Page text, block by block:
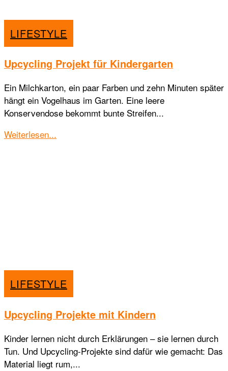
LIFESTYLE
Upcycling Projekt für Kindergarten
Ein Milchkarton, ein paar Farben und zehn Minuten später
hängt ein Vogelhaus im Garten. Eine leere
Konservendose bekommt bunte Streifen...
Weiterlesen...
LIFESTYLE
Upcycling Projekte mit Kindern
Kinder lernen nicht durch Erklärungen – sie lernen durch
Tun. Und Upcycling-Projekte sind dafür wie gemacht: Das
Material liegt rum,...